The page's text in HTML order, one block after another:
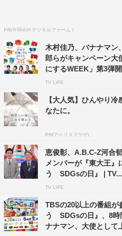
PR(合同会社デジタルファーム )
木村佳乃、バナナマン
郎らがキャンペーン
にするWEEK」第3弾
TV LIFE
【大人気】ひんやり
なたに。
PR(アイリスプラザ)
恵俊彰、A.B.C-Z河合
メンバーが『東大王』
う SDGsの日』 | TV...
TV LIFE
TBSの20以上の番組が
う SDGsの日』、8時
ナナマン、大使として